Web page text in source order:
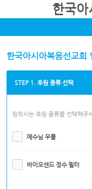
한국아
한국아시아복음선교회
STEP 1. 후원 종류 선택
원하시는 후원 종류를 선택해주
예수님 우물
바이오샌드 정수 필터